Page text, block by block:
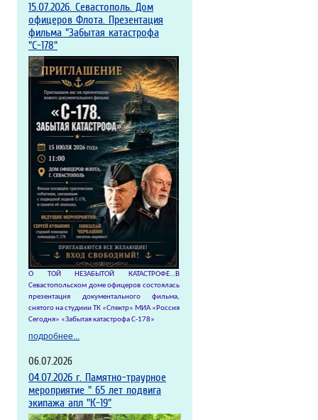
15.07.2026. Севастополь. Дом
офицеров Флота. Презентация
фильма "Забытая катастрофа
"С-178"
О ТОЙ НЕЗАБЫТОЙ КАТАСТРОФЕ…В
Севастопольском доме офицеров состоялась
презентация документального фильма,
снятого на студиии ТК «Спектр» МИА «Россия
Сегодня» «Забытая катастрофа С-178»
подробнее...
06.07.2026
04.07.2026 г. Памятно-траурное
мероприятие " 65 лет подвига
экипажа апл "К-19"